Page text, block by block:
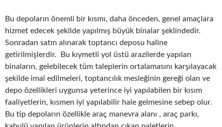
Bu depoların önemli bir kısmı, daha önceden, genel amaçlara
hizmet edecek şekilde yapılmış büyük binalar şeklindedir.
Sonradan satın alınarak toptancı deposu haline
getirilmişlerdir. Bu kıymetli yol üstü arazilerde yapılan
binaların, gelebilecek tüm taleplerin ortalamasını karşılayacak
şekilde imal edilmeleri, toptancılık mesleğinin gereği olan ve
depo özellikleri uygunsa yeterince iyi yapılabilen bir kısım
faaliyetlerin, kısmen iyi yapılabilir hale gelmesine sebep olur.
Bu tip depoların özellikle araç manevra alanı , araç parkı,